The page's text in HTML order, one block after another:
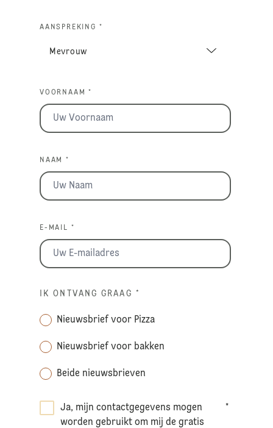
AANSPREKING *
VOORNAAM *
NAAM *
E-MAIL *
IK ONTVANG GRAAG *
Nieuwsbrief voor Pizza
Nieuwsbrief voor bakken
Beide nieuwsbrieven
Ja, mijn contactgegevens mogen
worden gebruikt om mij de gratis
*